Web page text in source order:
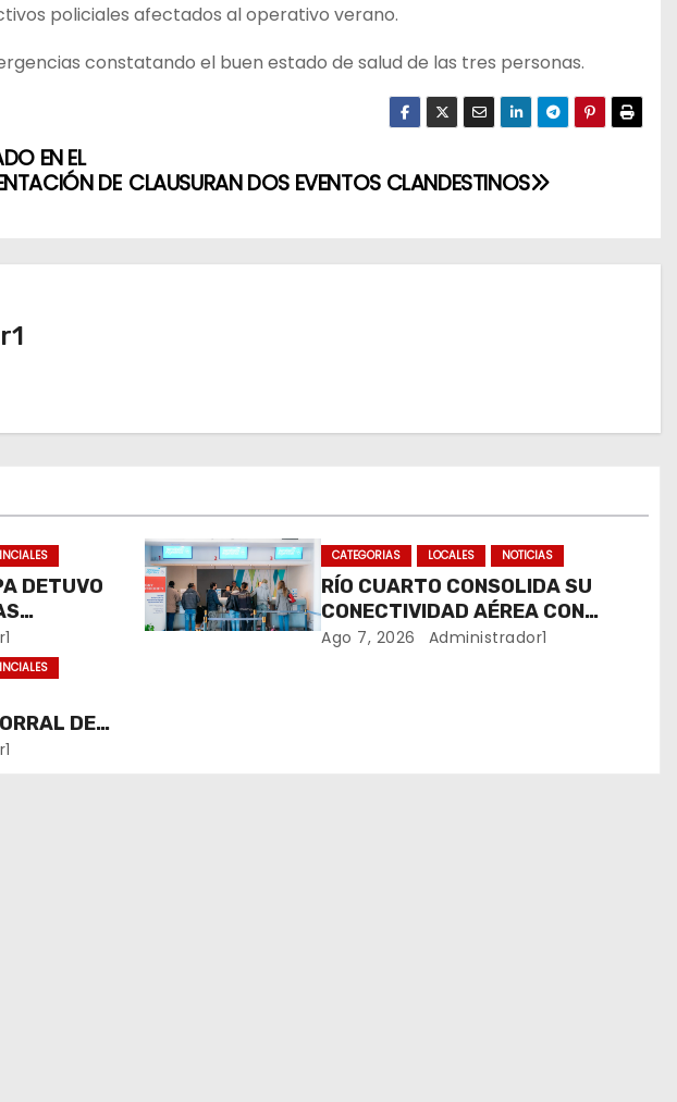
policiales afectados al operativo verano.
constatando el buen estado de salud de las tres personas.
CLAUSURAN DOS EVENTOS CLANDESTINOS
EN EL
DE
DETUVO
Y
CATEGORIAS LOCALES NOTICIAS
RÍO CUARTO CONSOLIDA SU
CONECTIVIDAD AÉREA CON
CUATRO VUELOS SEMANALES A
Ago 7, 2026 Administrador1
DE